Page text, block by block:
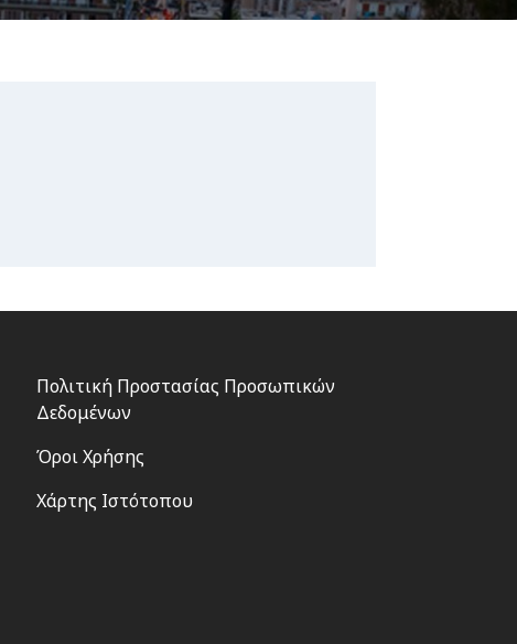
Footer
Πολιτική Προστασίας Προσωπικών
Δεδομένων
Όροι Χρήσης
Χάρτης Ιστότοπου